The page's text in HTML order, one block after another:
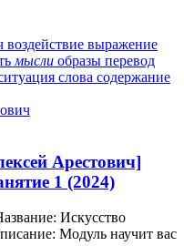
воздействие выражение
мысли образы перевод
слова содержание
Арестович]
1 (2024)
Искусство
Модуль научит вас